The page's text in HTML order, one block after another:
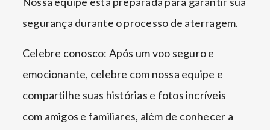
segurança durante o processo de aterragem.
Celebre conosco: Após um voo seguro e
emocionante, celebre com nossa equipe e
compartilhe suas histórias e fotos incríveis
com amigos e familiares, além de conhecer a